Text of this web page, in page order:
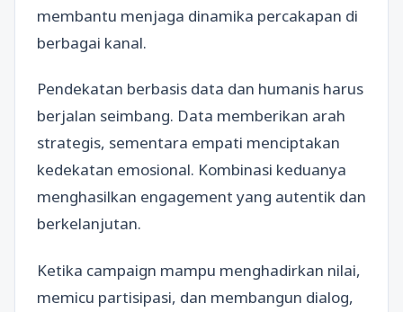
membantu menjaga dinamika percakapan di
berbagai kanal.
Pendekatan berbasis data dan humanis harus
berjalan seimbang. Data memberikan arah
strategis, sementara empati menciptakan
kedekatan emosional. Kombinasi keduanya
menghasilkan engagement yang autentik dan
berkelanjutan.
Ketika campaign mampu menghadirkan nilai,
memicu partisipasi, dan membangun dialog,